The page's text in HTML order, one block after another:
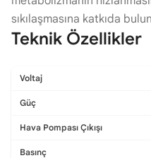
sıkılaşmasına katkıda
Teknik Özellikler
Voltaj
Güç
Hava Pompası Çıkışı
Basınç